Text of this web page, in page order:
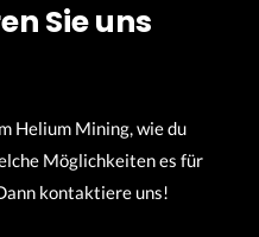
Sie uns
Helium Mining, wie du
Möglichkeiten es für
kontaktiere uns!